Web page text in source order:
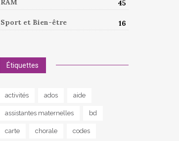
RAM 45
Sport et Bien-être 16
Étiquettes
activités ados aide
assistantes maternelles bd
carte chorale codes